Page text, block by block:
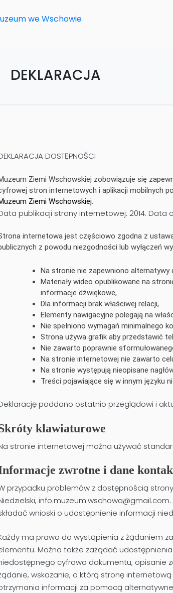
we Wschowie
DEKLARACJA
DOSTĘPNOŚCI
Ziemi Wschowskiej zobowiązuje się
stron internetowych i aplikacji mobilnych
Ziemi Wschowskiej
publikacji strony internetowej: 2014. Data
internetowa jest częściowo zgodna z
z powodu niezgodności lub wyłączeń
Na stronie nie zapewniono alternatywy
Materiały wideo opublikowane na
informacje dźwiękowe,
Dla informacji brak właściwej relacji,
Elementy nawigacyjne polegają na
Nie spełniono wymagań minimalnego
Strona używa grafik aby przedstawić
Nie zawarto poprawnie
Na stronie internetowej nie zawarto
Na stronie występują nieopisane
Treści pojawiające się w innym języku
poddano ostatnio przeglądowi i
klawiaturowe
stronie internetowej można używać
zwrotne i dane
przypadku problemów z dostępnością
, info.muzeum.wschowa@gmail.com
wnioski o udostępnienie informacji
ma prawo do wystąpienia z żądaniem
Można także zażądać
cyfrowo dokumentu, opisanie
wskazanie, o którą stronę
informacji za pomocą